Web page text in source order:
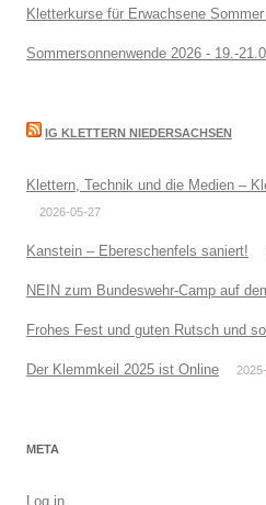
Kletterkurse für Erwachsene
Sommersonnenwende 2026 - 19.-
IG KLETTERN NIEDERSACHSEN
Klettern, Technik und die Medien –
2026-05-27
Kanstein – Ebereschenfels saniert!
NEIN zum Bundeswehr-Camp auf
Frohes Fest und guten Rutsch und
Der Klemmkeil 2025 ist Online
META
Log in